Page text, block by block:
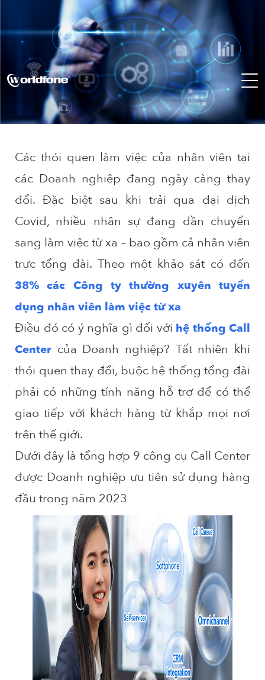
Các thói quen làm việc của nhân viên tại
các Doanh nghiệp đang ngày càng thay
đổi. Đặc biệt sau khi trải qua đại dịch
Covid, nhiều nhân sự đang dần chuyển
sang làm việc từ xa – bao gồm cả nhân viên
trực tổng đài. Theo một khảo sát có đến
38% các Công ty thường xuyên tuyển
dụng nhân viên làm việc từ xa
Điều đó có ý nghĩa gì đối với hệ thống Call
Center của Doanh nghiệp? Tất nhiên khi
thói quen thay đổi, buộc hệ thống tổng đài
phải có những tính năng hỗ trợ để có thể
giao tiếp với khách hàng từ khắp mọi nơi
trên thế giới.
Dưới đây là tổng hợp 9 công cụ Call Center
được Doanh nghiệp ưu tiên sử dụng hàng
đầu trong năm 2023